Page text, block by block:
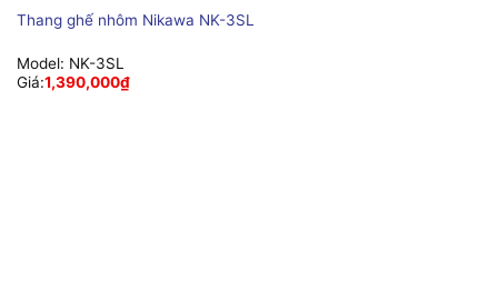
Thang ghế nhôm Nikawa NK-3SL
Model: NK-3SL
Giá:1,390,000₫